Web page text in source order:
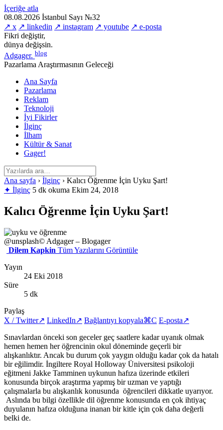
İçeriğe atla
08.08.2026 İstanbul Sayı №32
↗ x ↗ linkedin ↗ instagram ↗ youtube ↗ e-posta
Fikri değiştir,
dünya değişsin.
Adgager. blog
Pazarlama Araştırmasının Geleceği
Ana Sayfa
Pazarlama
Reklam
Teknoloji
İyi Fikirler
İlginç
İlham
Kültür & Sanat
Gager!
Ana sayfa › İlginç › Kalıcı Öğrenme İçin Uyku Şart!
✦ İlginç 5 dk okuma Ekim 24, 2018
Kalıcı Öğrenme İçin Uyku Şart!
@unsplash© Adgager – Blogager
Dilem Kapkin Tüm Yazılarını Görüntüle
Yayın
24 Eki 2018
Süre
5 dk
Paylaş
X / Twitter↗ LinkedIn↗ Bağlantıyı kopyala⌘C E-posta↗
Sınavlardan önceki son geceler geç saatlere kadar uyanık olmak
hemen hemen her öğrencinin okul döneminde geçerli bir
alışkanlıktır. Ancak bu durum çok yaygın olduğu kadar çok da hatalı
bir eğilimdir. İngiltere Royal Holloway Üniversitesi psikoloji
eğitmeni Jakke Tamminen uykunun hafıza üzerinde etkileri
konusunda birçok araştırma yapmış bir uzman ve yaptığı
çalışmalarla bu alışkanlık konusunda öğrencileri dikkatle uyarıyor.
Aslında bu bilgi özellikle dil öğrenme konusunda en çok ihtiyaç
duyulanın hafıza olduğuna inanan bir kitle için çok daha değerli
belki de.